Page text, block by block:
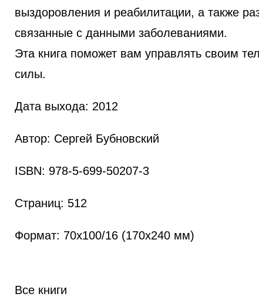
выздоровления и реабилитации, а также
связанные с данными заболеваниями.
Эта книга поможет вам управлять своим
силы.
Дата выхода: 2012
Автор: Сергей Бубновский
ISBN: 978-5-699-50207-3
Страниц: 512
Формат: 70x100/16 (170x240 мм)
Все книги